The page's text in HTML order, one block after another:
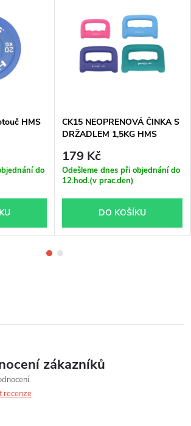
HMS
do
CK15 NEOPRENOVÁ ČINKA S
DRŽADLEM 1,5KG HMS
179 Kč
Odešleme dnes při objednání do
12.hod.(v prac.den)
DO KOŠÍKU
zákazníků
recenze